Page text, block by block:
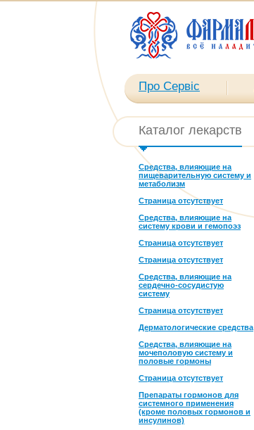
Про Сервіс
Каталог лекарств
Средства, влияющие на
пищеварительную систему и
метаболизм
Страница отсутствует
Средства, влияющие на
систему крови и гемопоэз
Страница отсутствует
Страница отсутствует
Средства, влияющие на
сердечно-сосудистую
систему
Страница отсутствует
Дерматологические средства
Средства, влияющие на
мочеполовую систему и
половые гормоны
Страница отсутствует
Препараты гормонов для
системного применения
(кроме половых гормонов и
инсулинов)